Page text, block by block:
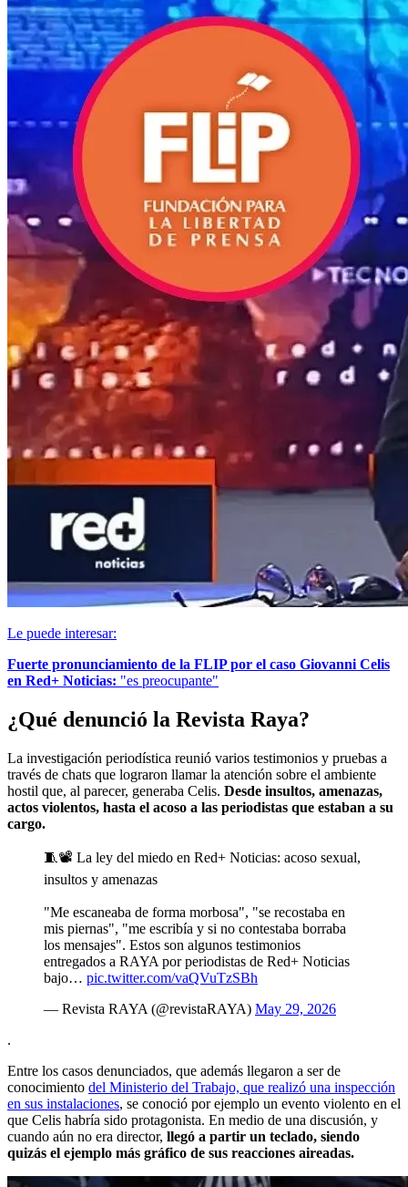
Le puede interesar:
Fuerte pronunciamiento de la FLIP por el caso Giovanni Celis
en Red+ Noticias: "es preocupante"
¿Qué denunció la Revista Raya?
La investigación periodística reunió varios testimonios y pruebas a
través de chats que lograron llamar la atención sobre el ambiente
hostil que, al parecer, generaba Celis. Desde insultos, amenazas,
actos violentos, hasta el acoso a las periodistas que estaban a su
cargo.
🧵📽️ La ley del miedo en Red+ Noticias: acoso sexual,
insultos y amenazas
"Me escaneaba de forma morbosa", "se recostaba en
mis piernas", "me escribía y si no contestaba borraba
los mensajes". Estos son algunos testimonios
entregados a RAYA por periodistas de Red+ Noticias
bajo… pic.twitter.com/vaQVuTzSBh
— Revista RAYA (@revistaRAYA) May 29, 2026
.
Entre los casos denunciados, que además llegaron a ser de
conocimiento del Ministerio del Trabajo, que realizó una inspección
en sus instalaciones, se conoció por ejemplo un evento violento en el
que Celis habría sido protagonista. En medio de una discusión, y
cuando aún no era director, llegó a partir un teclado, siendo
quizás el ejemplo más gráfico de sus reacciones aireadas.